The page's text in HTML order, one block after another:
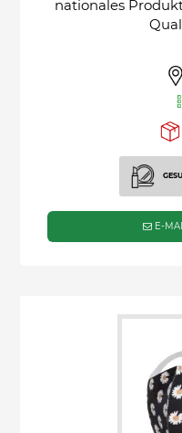
nationales
E-